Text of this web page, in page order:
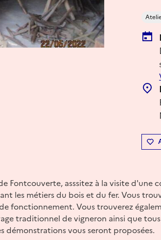
Fontcouverte, asssitez à la visite d'une
les métiers du bois et du fer. Vous
fonctionnement. Vous trouverez
traditionnel de vigneron ainsi que
démonstrations vous seront proposées.